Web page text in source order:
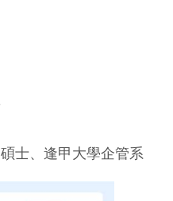
士、逢甲大學企管系